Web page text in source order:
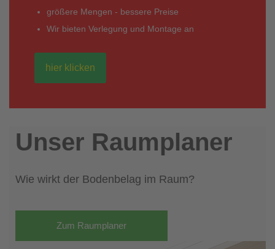
größere Mengen - bessere Preise
Wir bieten Verlegung und Montage an
hier klicken
Unser Raumplaner
Wie wirkt der Bodenbelag im Raum?
Zum Raumplaner